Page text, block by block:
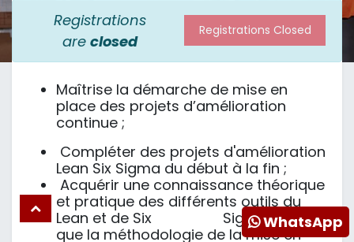
Registrations
areclosed
Registrations Closed
Maîtrise la démarche de mise en
place des projets d’amélioration
continue ;
Compléter des projets d'amélioration
Lean Six Sigma du début à la fin ;
Acquérir une connaissance théorique
et pratique des différents outils du
Lean et de Six Sigma ainsi
que la méthodologie de la mise en
WhatsApp